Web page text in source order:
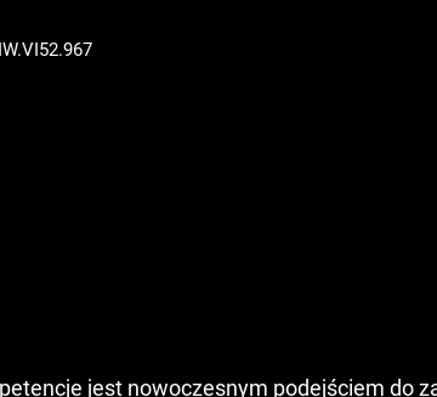
jest nowoczesnym podejściem do